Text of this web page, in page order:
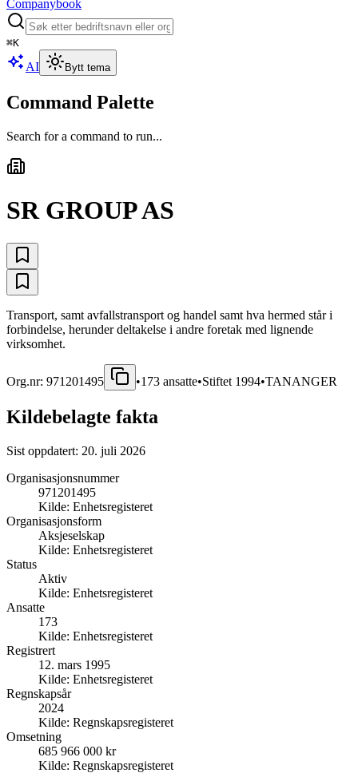
Companybook
⌘K
AI Bytt tema
Command Palette
Search for a command to run...
SR GROUP AS
Transport, samt avfallstransport og handel samt hva hermed står i
forbindelse, herunder deltakelse i andre foretak med lignende
virksomhet.
Org.nr: 971201495 •173 ansatte•Stiftet 1994•TANANGER
Kildebelagte fakta
Sist oppdatert: 20. juli 2026
Organisasjonsnummer
971201495
Kilde: Enhetsregisteret
Organisasjonsform
Aksjeselskap
Kilde: Enhetsregisteret
Status
Aktiv
Kilde: Enhetsregisteret
Ansatte
173
Kilde: Enhetsregisteret
Registrert
12. mars 1995
Kilde: Enhetsregisteret
Regnskapsår
2024
Kilde: Regnskapsregisteret
Omsetning
685 966 000 kr
Kilde: Regnskapsregisteret